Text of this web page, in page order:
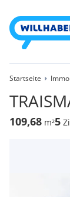
Startseite
109,68 m²5